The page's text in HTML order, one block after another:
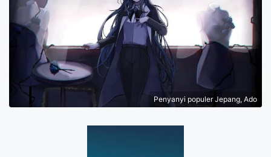
Penyanyi populer Jepang, Ado